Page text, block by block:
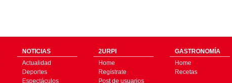
NOTICIAS
Actualidad
Deportes
Espectáculos
2URPI
Home
Regístrate
Post de usuarios
GASTRONOMÍA
Home
Recetas